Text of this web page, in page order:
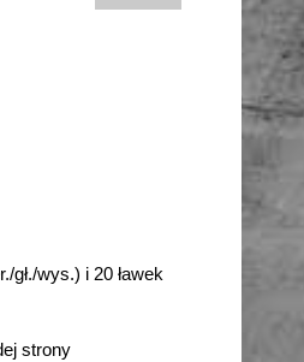
gł./wys.) i 20 ławek
strony